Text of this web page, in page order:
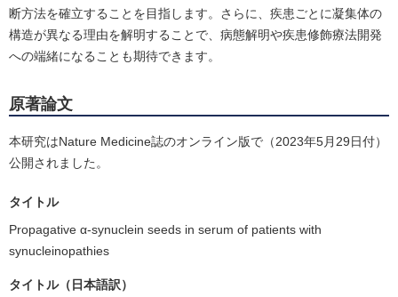
断方法を確立することを目指します。さらに、疾患ごとに凝集体の
構造が異なる理由を解明することで、病態解明や疾患修飾療法開発
への端緒になることも期待できます。
原著論文
本研究はNature Medicine誌のオンライン版で（2023年5月29日付）
公開されました。
タイトル
Propagative α-synuclein seeds in serum of patients with
synucleinopathies
タイトル（日本語訳）